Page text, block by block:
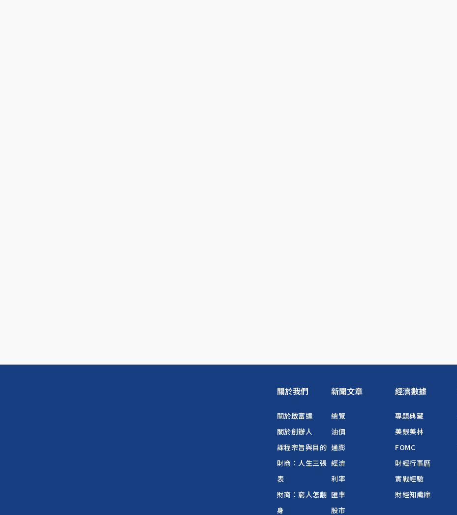
關於我們
關於啟富達
關於創辦人
課程宗旨與目的
財商：人生三張
表
財商：窮人怎翻
身
新聞文章
總覽
油價
通膨
經濟
利率
匯率
股市
經濟數據
專題典藏
美銀美林
FOMC
財經行事曆
實戰經驗
財經知識庫